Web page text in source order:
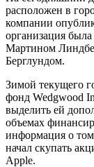
расположен в
компании
организация
Мартином
Берглундом.
Зимой текущего
фонд Wedgwood
выделить ей
объемах
информация о
начал скупать
Apple.